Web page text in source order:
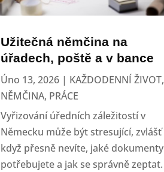
Užitečná němčina na
úřadech, poště a v bance
Úno 13, 2026| KAŽDODENNÍ ŽIVOT,
NĚMČINA, PRÁCE
Vyřizování úředních záležitostí v
Německu může být stresující, zvlášť
když přesně nevíte, jaké dokumenty
potřebujete a jak se správně zeptat.